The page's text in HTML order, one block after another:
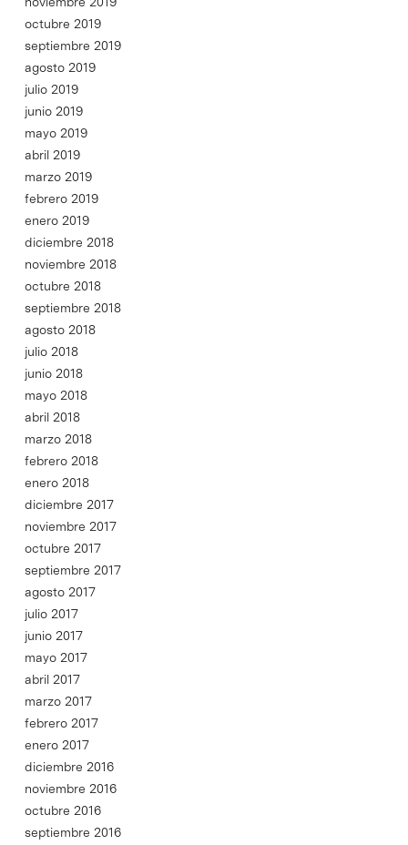
octubre 2019
septiembre 2019
agosto 2019
julio 2019
junio 2019
mayo 2019
abril 2019
marzo 2019
febrero 2019
enero 2019
diciembre 2018
noviembre 2018
octubre 2018
septiembre 2018
agosto 2018
julio 2018
junio 2018
mayo 2018
abril 2018
marzo 2018
febrero 2018
enero 2018
diciembre 2017
noviembre 2017
octubre 2017
septiembre 2017
agosto 2017
julio 2017
junio 2017
mayo 2017
abril 2017
marzo 2017
febrero 2017
enero 2017
diciembre 2016
noviembre 2016
octubre 2016
septiembre 2016